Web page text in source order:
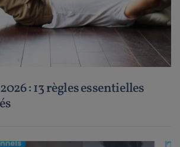
: 13 règles essentielles